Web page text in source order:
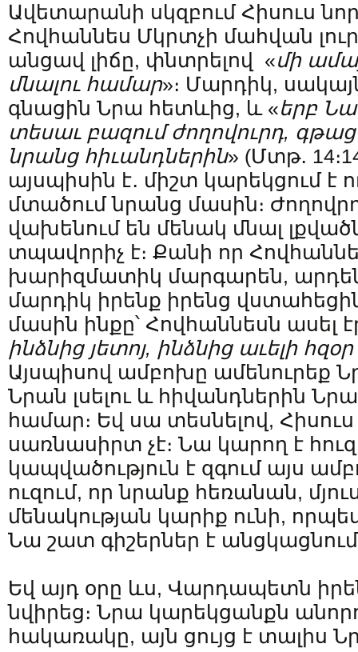
Ավետարանի սկզբում Հիսուս
Հովհաննես Մկրտչի մահվան
անցավ լիճը, փնտրելով «մի
մնալու համար»։ Մարդիկ,
գնացին Նրա հետևից, և «երբ
տեսաւ բազում ժողովուրդ,
նրանց հիւանդներին» (Մտթ․
այսպիսին է․ միշտ կարեկցում է
մտածում նրանց մասին։
վախենում են մենակ մնալ
տպավորիչ է։ Քանի որ
խարիզմատիկ մարգարեն,
մարդիկ իրենք իրենց
մասին ինքը՝ Հովհաննեսն ասել
ինձնից յետոյ, ինձնից աւելի հզօր
Այսպիսով ամբոխը ամենուրեք
Նրան լսելու և հիվանդներին
համար։ Եվ սա տեսնելով, Հիսուս
սառնասիրտ չէ։ Նա կարող է
կապվածություն է զգում այս
ուզում, որ նրանք հեռանան,
մենակության կարիք ունի,
Նա շատ գիշերներ է անցկացնում
Եվ այդ օրը ևս, Վարդապետն
նվիրեց։ Նրա կարեկցանքն
հակառակը, այն ցույց է տալիս